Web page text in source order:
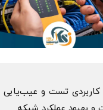
کاربردی تست و